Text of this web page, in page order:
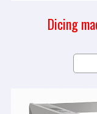
Dicing